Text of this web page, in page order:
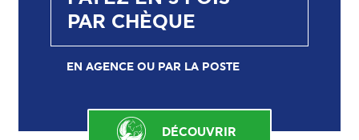
PAR CHÈQUE
EN AGENCE OU PAR LA POSTE
DÉCOUVRIR